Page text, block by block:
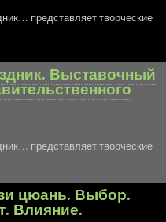
представляет творческие
Выставочный
представляет творческие
цюань. Выбор.
Влияние.